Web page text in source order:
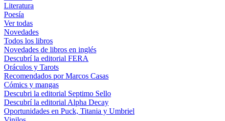
Literatura
Poesía
Ver todas
Novedades
Todos los libros
Novedades de libros en inglés
Descubrí la editorial FERA
Oráculos y Tarots
Recomendados por Marcos Casas
Cómics y mangas
Descubri la editorial Septimo Sello
Descubrí la editorial Alpha Decay
Oportunidades en Puck, Titania y Umbriel